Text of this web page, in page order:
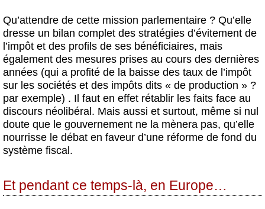
Qu’attendre de cette mission parlementaire ? Qu’elle
dresse un bilan complet des stratégies d’évitement de
l’impôt et des profils de ses bénéficiaires, mais
également des mesures prises au cours des dernières
années (qui a profité de la baisse des taux de l’impôt
sur les sociétés et des impôts dits « de production » ?
par exemple) . Il faut en effet rétablir les faits face au
discours néolibéral. Mais aussi et surtout, même si nul
doute que le gouvernement ne la mènera pas, qu’elle
nourrisse le débat en faveur d’une réforme de fond du
système fiscal.
Et pendant ce temps-là, en Europe…